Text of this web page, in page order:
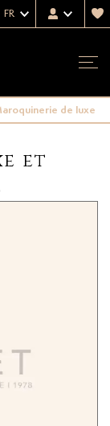
FR
de luxe
et